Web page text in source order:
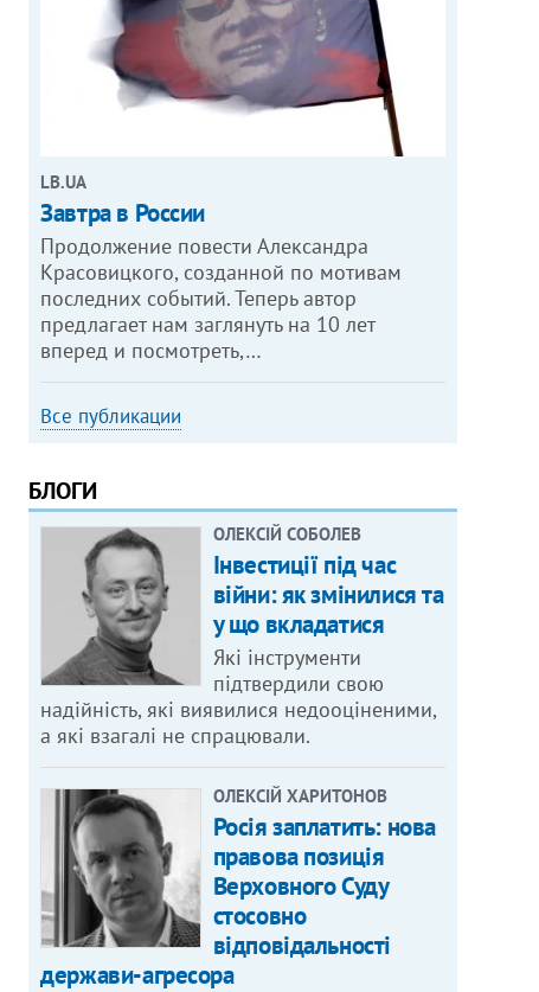
LB.UA
Завтра в России
Продолжение повести Александра
Красовицкого, созданной по мотивам
последних событий. Теперь автор
предлагает нам заглянуть на 10 лет
вперед и посмотреть,…
Все публикации
БЛОГИ
ОЛЕКСІЙ СОБОЛЕВ
Інвестиції під час
війни: як змінилися та
у що вкладатися
Які інструменти
підтвердили свою
надійність, які виявилися недооціненими,
а які взагалі не спрацювали.
ОЛЕКСІЙ ХАРИТОНОВ
Росія заплатить: нова
правова позиція
Верховного Суду
стосовно
відповідальності
держави-агресора